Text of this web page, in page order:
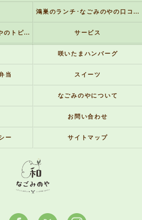
鴻巣のランチ･なごみのやの口コミ情報
鴻巣のランチ･なごみのやのトピックス サービス
咲いたまハンバーグ
当 スイーツ
なごみのやについて
お問い合わせ
ー サイトマップ